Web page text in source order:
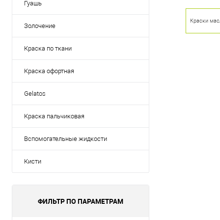
Гуашь
Золочение
Краска по ткани
Краска офортная
Gelatos
Краска пальчиковая
Вспомогательные жидкости
Кисти
ФИЛЬТР ПО ПАРАМЕТРАМ
Краски